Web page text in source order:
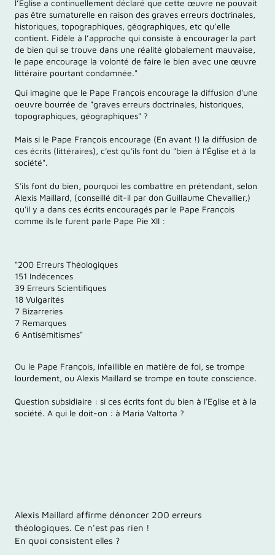
l’Église a continuellement déclaré que cette œuvre ne pouvait
pas être surnaturelle en raison des graves erreurs doctrinales,
historiques, topographiques, géographiques, etc qu’elle
contient. Fidèle à l’approche qui consiste à encourager la part
de bien qui se trouve dans une réalité globalement mauvaise,
le pape encourage la volonté de faire le bien avec une œuvre
littéraire pourtant condamnée."
Qui imagine que le Pape François encourage la diffusion d'une
oeuvre bourrée de "graves erreurs doctrinales, historiques,
topographiques, géographiques" ?
Mais si le Pape François encourage (En avant !) la diffusion de
ces écrits (littéraires), c'est qu'ils font du "bien à l’Église et à la
société".
S'ils font du bien, pourquoi les combattre en prétendant, selon
Alexis Maillard, (conseillé dit-il par don Guillaume Chevallier,)
qu'il y a dans ces écrits encouragés par le Pape François
comme ils le furent parle Pape Pie XII :
"200 Erreurs Théologiques
151 Indécences
39 Erreurs Scientifiques
18 Vulgarités
7 Bizarreries
7 Remarques
6 Antisémitismes"
Ou le Pape François, infaillible en matière de foi, se trompe
lourdement, ou Alexis Maillard se trompe en toute conscience.
Question subsidiaire : si ces écrits font du bien à l'Eglise et à la
société. A qui le doit-on : à Maria Valtorta ?
Alexis Maillard affirme dénoncer 200 erreurs
théologiques. Ce n'est pas rien !
En quoi consistent elles ?